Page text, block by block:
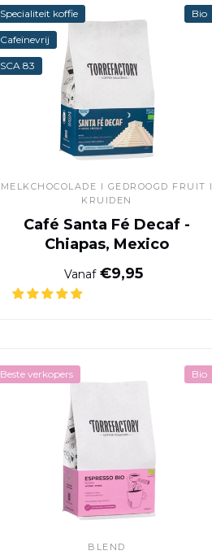
MELKCHOCOLADE I GEDROOGD FRUIT I
KRUIDEN
Café Santa Fé Decaf -
Chiapas, Mexico
Normale prijs
Vanaf€9,95
Bio
Specialiteit koffie
Cafeïnevrij
SCA 83
BLEND
Bio
Beste verkopers